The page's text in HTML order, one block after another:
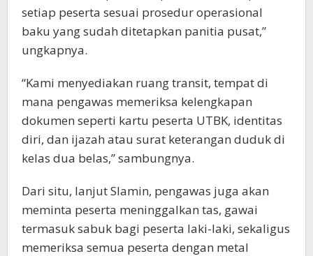
setiap peserta sesuai prosedur operasional
baku yang sudah ditetapkan panitia pusat,”
ungkapnya.
“Kami menyediakan ruang transit, tempat di
mana pengawas memeriksa kelengkapan
dokumen seperti kartu peserta UTBK, identitas
diri, dan ijazah atau surat keterangan duduk di
kelas dua belas,” sambungnya.
Dari situ, lanjut Slamin, pengawas juga akan
meminta peserta meninggalkan tas, gawai
termasuk sabuk bagi peserta laki-laki, sekaligus
memeriksa semua peserta dengan metal